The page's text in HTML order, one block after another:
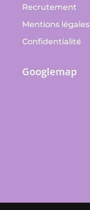
Recrutement
Mentions légales
Confidentialité
Googlemap